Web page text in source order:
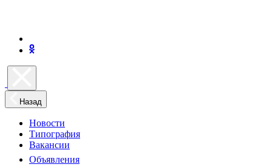
Назад
Новости
Типография
Вакансии
Объявления